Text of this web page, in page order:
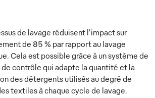
de lavage réduisent l’impact sur
de 85 % par rapport au lavage
Cela est possible grâce à un système de
contrôle qui adapte la quantité et la
des détergents utilisés au degré de
textiles à chaque cycle de lavage.